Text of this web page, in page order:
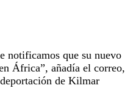
notificamos que su nuevo
África”, añadía el correo,
de Kilmar